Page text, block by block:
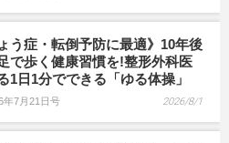
う症・転倒予防に最適》10年後
で歩く健康習慣を!整形外科医
1日1分でできる「ゆる体操」
年7月21日号 2026/8/1